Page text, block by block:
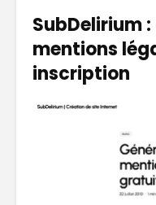
SubDelirium
mentions
inscription